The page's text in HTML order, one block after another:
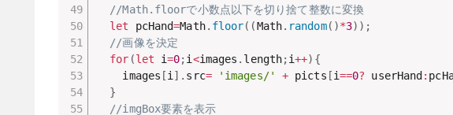
//Math.floorで小数点以下を切り捨て整数に変換
let pcHand=Math. floor( (Math. random( )*3) ) ;
//画像を決定
for (let i=0;i <images . length;i++) {
    images
[i ] . src= 'images/' + picts [i==0? userHand :
}
//imgBox要素を表示